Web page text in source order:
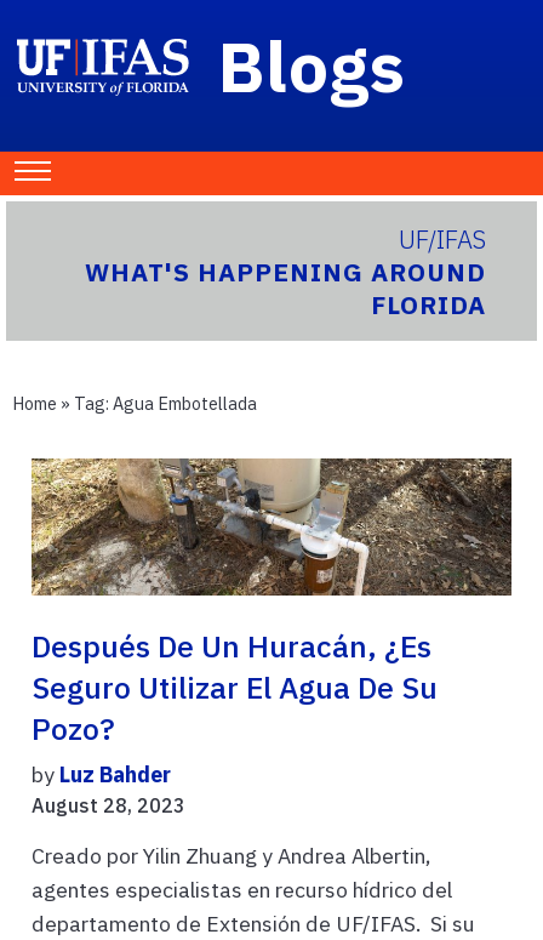
Blogs
UF/IFAS
WHAT'S HAPPENING AROUND
FLORIDA
Home » Tag: Agua Embotellada
Después De Un Huracán, ¿es
Seguro Utilizar El Agua De Su
Pozo?
by Luz Bahder
August 28, 2023
Creado por Yilin Zhuang y Andrea Albertin,
agentes especialistas en recurso hídrico del
departamento de Extensión de UF/IFAS. Si su